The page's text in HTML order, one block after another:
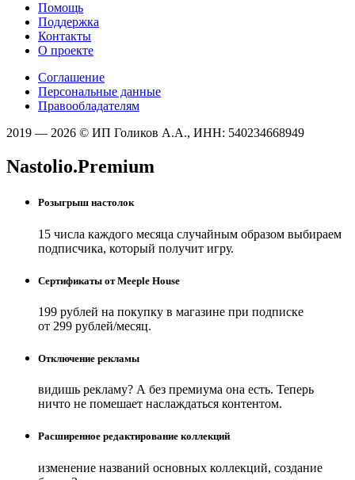
Помощь
Поддержка
Контакты
О проекте
Соглашение
Персональные данные
Правообладателям
2019 — 2026 © ИП Голиков А.А., ИНН: 540234668949
Nastolio.Premium
Розыгрыш настолок
15 числа каждого месяца случайным образом выбираем
подписчика, который получит игру.
Сертификаты от Meeple House
199 рублей на покупку в магазине при подписке
от 299 рублей/месяц.
Отключение рекламы
видишь рекламу? А без премиума она есть. Теперь
ничто не помешает наслаждаться контентом.
Расширенное редактирование коллекций
изменение названий основных коллекций, создание